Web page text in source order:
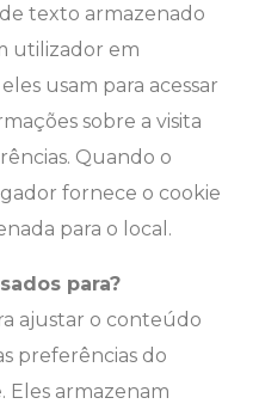
texto armazenado
utilizador em
usam para acessar
sobre a visita
Quando o
fornece o cookie
para o local.
para?
ajustar o conteúdo
preferências do
Eles armazenam